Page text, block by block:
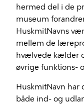
hermed del i de
museum
HuskmitNavns
mellem de
hvælvede kælder
øvrige funktions-
HuskmitNavn har
både ind- og